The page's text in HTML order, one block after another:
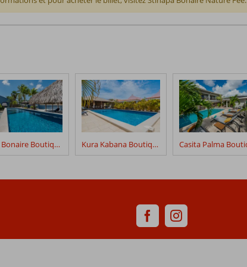
Blue Bonaire Boutique Resort Kura Kabana Boutique Resort